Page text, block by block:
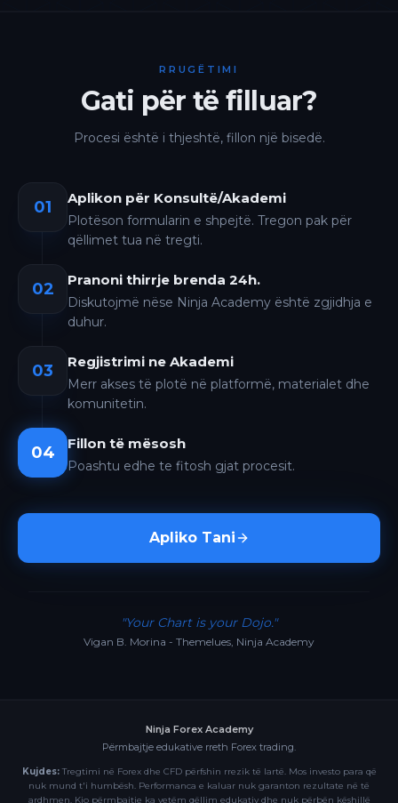
RRUGËTIMI
Gati për të filluar?
Procesi është i thjeshtë, fillon një bisedë.
01 Aplikon për Konsultë/Akademi
Plotëson formularin e shpejtë. Tregon pak për
qëllimet tua në tregti.
02 Pranoni thirrje brenda 24h.
Diskutojmë nëse Ninja Academy është zgjidhja e
duhur.
03 Regjistrimi ne Akademi
Merr akses të plotë në platformë, materialet dhe
komunitetin.
04 Fillon të mësosh
Poashtu edhe te fitosh gjat procesit.
Apliko Tani
"Your Chart is your Dojo."
Vigan B. Morina - Themelues, Ninja Academy
Ninja Forex Academy
Përmbajtje edukative rreth Forex trading.
Kujdes:Tregtimi në Forex dhe CFD përfshin rrezik të lartë. Mos investo para që
nuk mund t'i humbësh. Performanca e kaluar nuk garanton rezultate në të
ardhmen. Kjo përmbajtje ka vetëm qëllim edukativ dhe nuk përbën këshillë